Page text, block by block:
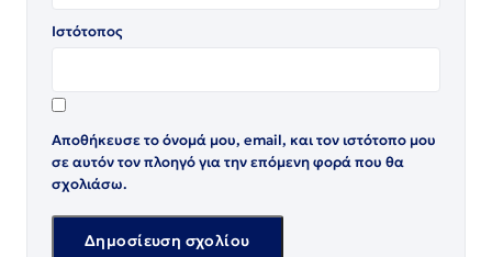
Ιστότοπος
Αποθήκευσε το όνομά μου, email, και τον ιστότοπο μου
σε αυτόν τον πλοηγό για την επόμενη φορά που θα
σχολιάσω.